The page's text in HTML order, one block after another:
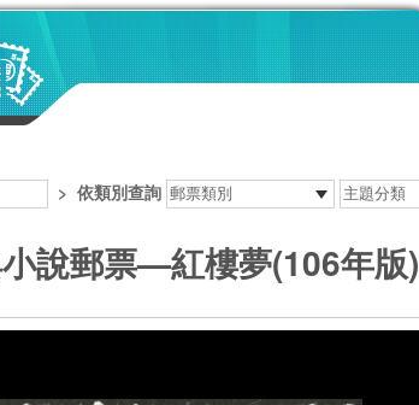
> 依類別查詢
說郵票—紅樓夢(106年版)